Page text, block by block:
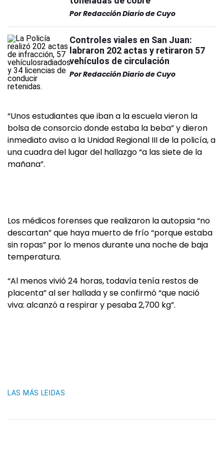
PorRedacción Diario de Cuyo
Controles viales en San Juan:
labraron 202 actas y retiraron 57
vehículos de circulación
PorRedacción Diario de Cuyo
“Unos estudiantes que iban a la escuela vieron la
bolsa de consorcio donde estaba la beba” y dieron
inmediato aviso a la Unidad Regional III de la policía, a
una cuadra del lugar del hallazgo “a las siete de la
mañana”.
Los médicos forenses que realizaron la autopsia “no
descartan” que haya muerto de frío “porque estaba
sin ropas” por lo menos durante una noche de baja
temperatura.
“Al menos vivió 24 horas, todavía tenía restos de
placenta” al ser hallada y se confirmó “que nació
viva: alcanzó a respirar y pesaba 2,700 kg”.
LAS MÁS LEIDAS